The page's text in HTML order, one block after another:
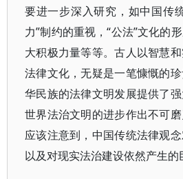
要进一步深入研究，如中国传
力”制约的重视，“公法”文化的
大积极力量等等。古人以智慧
法律文化，无疑是一笔慷慨的
华民族的法律文明发展提供了
世界法治文明的进步作出不可
应该注意到，中国传统法律观
以及对现实法治建设依然产生的